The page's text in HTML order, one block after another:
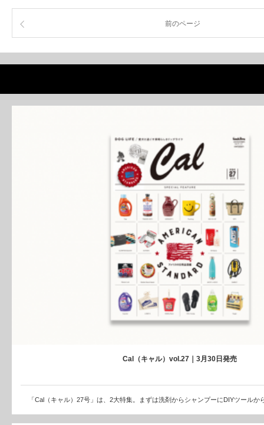
前のページ
Cal（キャル）vol.27｜3月30日発売
「Cal（キャル）27号」は、2大特集。まずは洗剤からシャンプーにDIYツール